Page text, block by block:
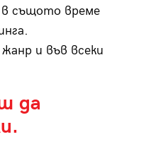
същото време
и във всеки
да